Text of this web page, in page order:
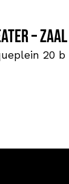
–
20 b